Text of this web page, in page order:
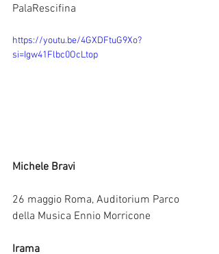
PalaRescifina
https://youtu.be/4GXDFtuG9Xo?
si=Igw41Flbc0OcLtop
Michele Bravi
26 maggio Roma, Auditorium Parco
della Musica Ennio Morricone
Irama